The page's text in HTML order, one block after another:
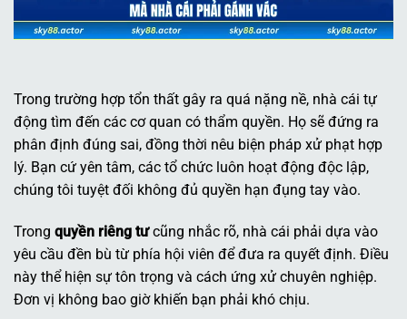
Trong trường hợp tổn thất gây ra quá nặng nề, nhà cái tự
động tìm đến các cơ quan có thẩm quyền. Họ sẽ đứng ra
phân định đúng sai, đồng thời nêu biện pháp xử phạt hợp
lý. Bạn cứ yên tâm, các tổ chức luôn hoạt động độc lập,
chúng tôi tuyệt đối không đủ quyền hạn đụng tay vào.
Trong quyền riêng tưcũng nhắc rõ, nhà cái phải dựa vào
yêu cầu đền bù từ phía hội viên để đưa ra quyết định. Điều
này thể hiện sự tôn trọng và cách ứng xử chuyên nghiệp.
Đơn vị không bao giờ khiến bạn phải khó chịu.